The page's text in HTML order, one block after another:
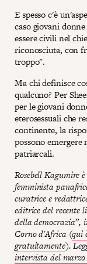
E spesso c'è
caso giovani
essere civili nel
riconosciuta, con
troppo".
Ma chi definisce
qualcuno? Per
per le giovani
eterosessuali che
continente, la
possono
patriarcali.
Rosebell Kagumire
femminista
curatrice e
editrice del recente
della democrazia”,
Corno d'Africa (qui
gratuitamente).
intervista del marzo